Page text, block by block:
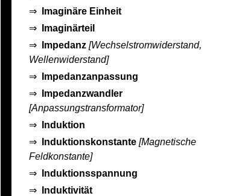
⇒
Imaginäre Einheit
⇒
Imaginärteil
⇒
Impedanz[Wechselstromwiderstand,
Wellenwiderstand]
⇒
Impedanzanpassung
⇒
Impedanzwandler
[Anpassungstransformator]
⇒
Induktion
⇒
Induktionskonstante[Magnetische
Feldkonstante]
⇒
Induktionsspannung
⇒
Induktivität